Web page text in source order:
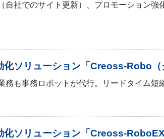
自社でのサイト更新）、プロモーション
化ソリューション「Creoss-Robo（
務も事務ロボットが代行。リードタイム短
化ソリューション「Creoss-RoboEX